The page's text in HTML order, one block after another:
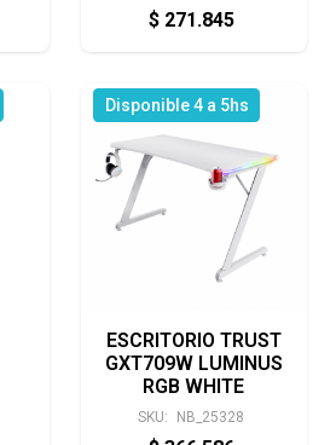
$ 271.845
Disponible 4 a 5hs
ESCRITORIO TRUST
GXT709W LUMINUS
RGB WHITE
SKU: NB_25328